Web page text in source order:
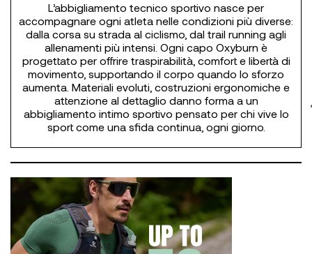
L’abbigliamento tecnico sportivo nasce per
accompagnare ogni atleta nelle condizioni più diverse:
dalla corsa su strada al ciclismo, dal trail running agli
allenamenti più intensi. Ogni capo Oxyburn è
progettato per offrire traspirabilità, comfort e libertà di
movimento, supportando il corpo quando lo sforzo
aumenta. Materiali evoluti, costruzioni ergonomiche e
attenzione al dettaglio danno forma a un
abbigliamento intimo sportivo pensato per chi vive lo
sport come una sfida continua, ogni giorno.